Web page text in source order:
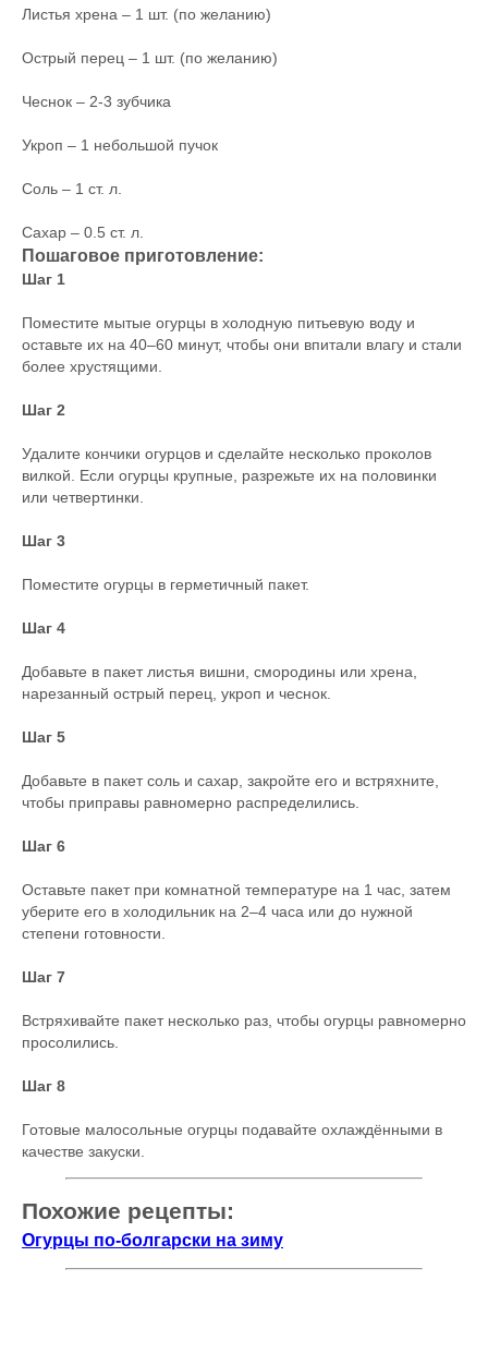
Листья хрена – 1 шт. (по желанию)
Острый перец – 1 шт. (по желанию)
Чеснок – 2-3 зубчика
Укроп – 1 небольшой пучок
Соль – 1 ст. л.
Сахар – 0.5 ст. л.
Пошаговое приготовление:
Шаг 1
Поместите мытые огурцы в холодную питьевую воду и
оставьте их на 40–60 минут, чтобы они впитали влагу и стали
более хрустящими.
Шаг 2
Удалите кончики огурцов и сделайте несколько проколов
вилкой. Если огурцы крупные, разрежьте их на половинки
или четвертинки.
Шаг 3
Поместите огурцы в герметичный пакет.
Шаг 4
Добавьте в пакет листья вишни, смородины или хрена,
нарезанный острый перец, укроп и чеснок.
Шаг 5
Добавьте в пакет соль и сахар, закройте его и встряхните,
чтобы приправы равномерно распределились.
Шаг 6
Оставьте пакет при комнатной температуре на 1 час, затем
уберите его в холодильник на 2–4 часа или до нужной
степени готовности.
Шаг 7
Встряхивайте пакет несколько раз, чтобы огурцы равномерно
просолились.
Шаг 8
Готовые малосольные огурцы подавайте охлаждёнными в
качестве закуски.
Похожие рецепты:
Огурцы по-болгарски на зиму